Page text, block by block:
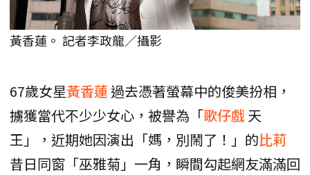
黃香蓮。 記者李政龍／攝影
67歲女星黃香蓮過去憑著螢幕中的俊美扮相，
擄獲當代不少少女心，被譽為「歌仔戲天
王」，近期她因演出「媽，別鬧了！」的比莉
昔日同窗「巫雅菊」一角，瞬間勾起網友滿滿回